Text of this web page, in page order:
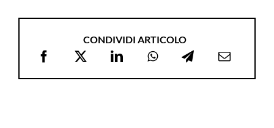
CONDIVIDI ARTICOLO